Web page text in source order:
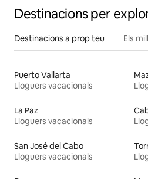
Destinacions per
Destinacions a prop teu Els
Puerto Vallarta
Lloguers vacacionals
La Paz
Lloguers vacacionals
San José del Cabo
Lloguers vacacionals